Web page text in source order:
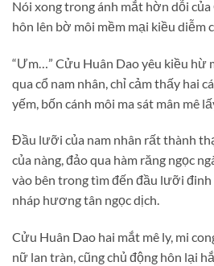
Nói xong trong ánh mắt hờn dỗi
hôn lên bờ môi mềm mại kiều diễm
“Ưm…” Cửu Huân Dao yêu kiều hừ
qua cổ nam nhân, chỉ cảm thấy hai
yếm, bốn cánh môi ma sát mân mê
Đầu lưỡi của nam nhân rất thành
của nàng, đảo qua hàm răng ngọc
vào bên trong tìm đến đầu lưỡi
nháp hương tân ngọc dịch.
Cửu Huân Dao hai mắt mê ly, mi
nữ lan tràn, cũng chủ động hôn lại